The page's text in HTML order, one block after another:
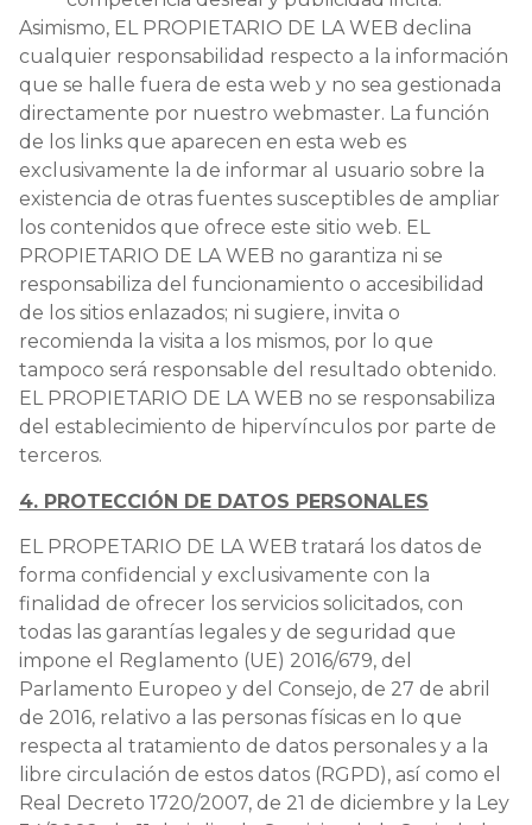
Asimismo, EL PROPIETARIO DE LA WEB declina
cualquier responsabilidad respecto a la información
que se halle fuera de esta web y no sea gestionada
directamente por nuestro webmaster. La función
de los links que aparecen en esta web es
exclusivamente la de informar al usuario sobre la
existencia de otras fuentes susceptibles de ampliar
los contenidos que ofrece este sitio web. EL
PROPIETARIO DE LA WEB no garantiza ni se
responsabiliza del funcionamiento o accesibilidad
de los sitios enlazados; ni sugiere, invita o
recomienda la visita a los mismos, por lo que
tampoco será responsable del resultado obtenido.
EL PROPIETARIO DE LA WEB no se responsabiliza
del establecimiento de hipervínculos por parte de
terceros.
4. PROTECCIÓN DE DATOS PERSONALES
EL PROPETARIO DE LA WEB tratará los datos de
forma confidencial y exclusivamente con la
finalidad de ofrecer los servicios solicitados, con
todas las garantías legales y de seguridad que
impone el Reglamento (UE) 2016/679, del
Parlamento Europeo y del Consejo, de 27 de abril
de 2016, relativo a las personas físicas en lo que
respecta al tratamiento de datos personales y a la
libre circulación de estos datos (RGPD), así como el
Real Decreto 1720/2007, de 21 de diciembre y la Ley